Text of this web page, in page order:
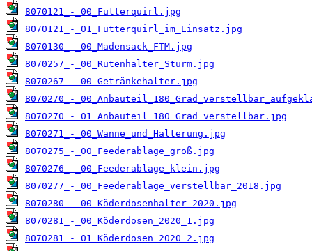
8070121_-_00_Futterquirl.jpg
8070121_-_01_Futterquirl_im_Einsatz.jpg
8070130_-_00_Madensack_FTM.jpg
8070257_-_00_Rutenhalter_Sturm.jpg
8070267_-_00_Getränkehalter.jpg
8070270_-
8070270_-_01_Anbauteil_180_Grad_verstellbar.jpg
8070271_-_00_Wanne_und_Halterung.jpg
8070275_-_00_Feederablage_groß.jpg
8070276_-_00_Feederablage_klein.jpg
8070277_-_00_Feederablage_verstellbar_2018.jpg
8070280_-_00_Köderdosenhalter_2020.jpg
8070281_-_00_Köderdosen_2020_1.jpg
8070281_-_01_Köderdosen_2020_2.jpg